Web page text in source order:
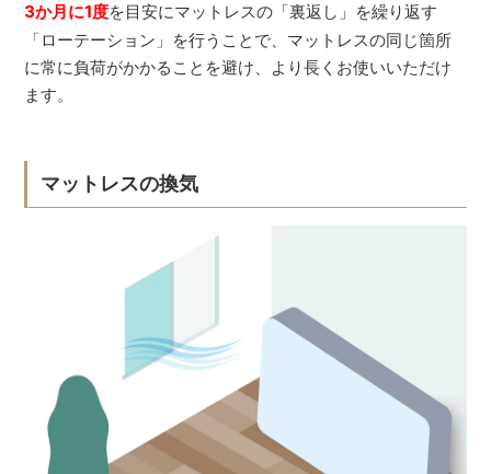
3か月に1度を目安にマットレスの「裏返し」を繰り返す
「ローテーション」を行うことで、マットレスの同じ箇所
に常に負荷がかかることを避け、より長くお使いいただけ
ます。
マットレスの換気